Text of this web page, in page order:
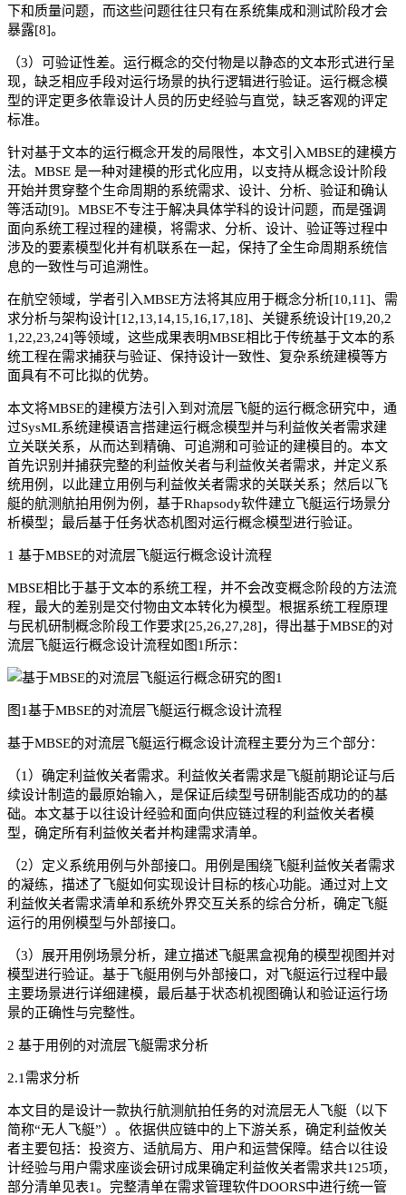
下和质量问题，而这些问题往往只有在系统集成和测试阶段才会
暴露[8]。
（3）可验证性差。运行概念的交付物是以静态的文本形式进行呈
现，缺乏相应手段对运行场景的执行逻辑进行验证。运行概念模
型的评定更多依靠设计人员的历史经验与直觉，缺乏客观的评定
标准。
针对基于文本的运行概念开发的局限性，本文引入MBSE的建模方
法。MBSE 是一种对建模的形式化应用，以支持从概念设计阶段
开始并贯穿整个生命周期的系统需求、设计、分析、验证和确认
等活动[9]。MBSE不专注于解决具体学科的设计问题，而是强调
面向系统工程过程的建模，将需求、分析、设计、验证等过程中
涉及的要素模型化并有机联系在一起，保持了全生命周期系统信
息的一致性与可追溯性。
在航空领域，学者引入MBSE方法将其应用于概念分析[10,11]、需
求分析与架构设计[12,13,14,15,16,17,18]、关键系统设计[19,20,2
1,22,23,24]等领域，这些成果表明MBSE相比于传统基于文本的系
统工程在需求捕获与验证、保持设计一致性、复杂系统建模等方
面具有不可比拟的优势。
本文将MBSE的建模方法引入到对流层飞艇的运行概念研究中，通
过SysML系统建模语言搭建运行概念模型并与利益攸关者需求建
立关联关系，从而达到精确、可追溯和可验证的建模目的。本文
首先识别并捕获完整的利益攸关者与利益攸关者需求，并定义系
统用例，以此建立用例与利益攸关者需求的关联关系；然后以飞
艇的航测航拍用例为例，基于Rhapsody软件建立飞艇运行场景分
析模型；最后基于任务状态机图对运行概念模型进行验证。
1 基于MBSE的对流层飞艇运行概念设计流程
MBSE相比于基于文本的系统工程，并不会改变概念阶段的方法流
程，最大的差别是交付物由文本转化为模型。根据系统工程原理
与民机研制概念阶段工作要求[25,26,27,28]，得出基于MBSE的对
流层飞艇运行概念设计流程如图1所示：
图1基于MBSE的对流层飞艇运行概念设计流程
基于MBSE的对流层飞艇运行概念设计流程主要分为三个部分：
（1）确定利益攸关者需求。利益攸关者需求是飞艇前期论证与后
续设计制造的最原始输入，是保证后续型号研制能否成功的的基
础。本文基于以往设计经验和面向供应链过程的利益攸关者模
型，确定所有利益攸关者并构建需求清单。
（2）定义系统用例与外部接口。用例是围绕飞艇利益攸关者需求
的凝练，描述了飞艇如何实现设计目标的核心功能。通过对上文
利益攸关者需求清单和系统外界交互关系的综合分析，确定飞艇
运行的用例模型与外部接口。
（3）展开用例场景分析，建立描述飞艇黑盒视角的模型视图并对
模型进行验证。基于飞艇用例与外部接口，对飞艇运行过程中最
主要场景进行详细建模，最后基于状态机视图确认和验证运行场
景的正确性与完整性。
2 基于用例的对流层飞艇需求分析
2.1需求分析
本文目的是设计一款执行航测航拍任务的对流层无人飞艇（以下
简称“无人飞艇”）。依据供应链中的上下游关系，确定利益攸关
者主要包括：投资方、适航局方、用户和运营保障。结合以往设
计经验与用户需求座谈会研讨成果确定利益攸关者需求共125项，
部分清单见表1。完整清单在需求管理软件DOORS中进行统一管